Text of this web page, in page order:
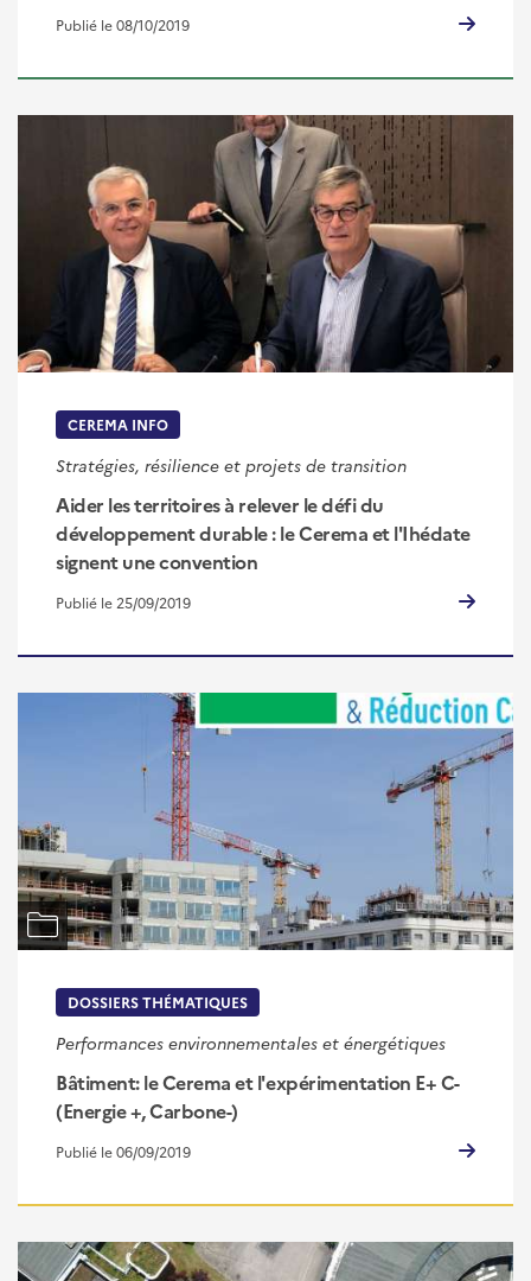
Publié le 08/10/2019
CEREMA INFO
Stratégies, résilience et projets de transition
Aider les territoires à relever le défi du
développement durable : le Cerema et l'Ihédate
signent une convention
Publié le 25/09/2019
DOSSIERS THÉMATIQUES
Performances environnementales et énergétiques
Bâtiment: le Cerema et l'expérimentation E+ C-
(Energie +, Carbone-)
Publié le 06/09/2019